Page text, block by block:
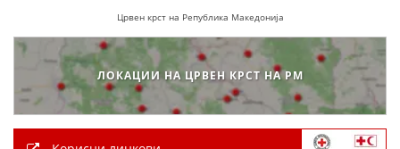
Црвен крст на Република Македонија
ЛОКАЦИИ НА ЦРВЕН КРСТ НА РМ